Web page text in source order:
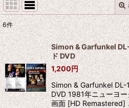
表示数:
並び順:
絞り込む
6件
Simon & Garfunkel
ド DVD
1,200円
Simon & Garfunkel
DVD 1981年ニューヨ
画面 [HD Remastered]